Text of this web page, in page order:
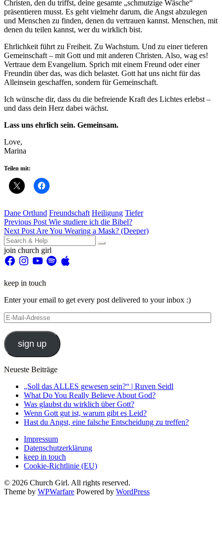
Christen, den du triffst, deine gesamte „schmutzige Wäsche“
präsentieren musst. Es geht vielmehr darum, die Angst abzulegen
und Menschen zu finden, denen du vertrauen kannst. Menschen, mit
denen du teilen kannst, wer du wirklich bist.
Ehrlichkeit führt zu Freiheit. Zu Wachstum. Und zu einer tieferen
Gemeinschaft – mit Gott und mit anderen Christen. Also, wag es!
Vertraue dem Evangelium. Sprich mit einem Freund oder einer
Freundin über das, was dich belastet. Gott hat uns nicht für das
Alleinsein geschaffen, sondern für Gemeinschaft.
Ich wünsche dir, dass du die befreiende Kraft des Lichtes erlebst –
und dass dein Herz dabei wächst.
Lass uns ehrlich sein. Gemeinsam.
Love,
Marina
Teilen mit:
Dane Ortlund Freundschaft Heiligung Tiefer
Beitragsnavigation
Previous Post Wie studiere ich die Bibel?
Next Post Are You Wearing a Mask? (Deeper)
Search
for:
join church girl
FacebookInstagram
YouTubeSpotifyApple
keep in touch
Enter your email to get every post delivered to your inbox :)
E-
Mail-
Adresse
sign up
Neueste Beiträge
„Soll das ALLES gewesen sein?“ | Ruven Seidl
What Do You Really Believe About God?
Was glaubst du wirklich über Gott?
Wenn Gott gut ist, warum gibt es Leid?
Hast du Angst, eine falsche Entscheidung zu treffen?
Impressum
Datenschutzerklärung
keep in touch
Cookie-Richtlinie (EU)
© 2026 Church Girl. All rights reserved.
Theme by WPWarfare Powered by WordPress